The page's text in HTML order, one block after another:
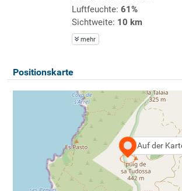
Luftfeuchte: 61%
Sichtweite: 10 km
mehr
Positionskarte
Auf der